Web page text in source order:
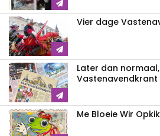
Vier dage
Later dan
Me Bloeie Wir